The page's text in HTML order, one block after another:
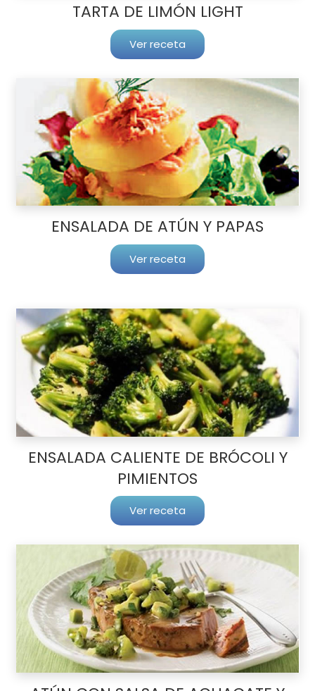
TARTA DE LIMÓN LIGHT
Ver receta
ENSALADA DE ATÚN Y PAPAS
Ver receta
ENSALADA CALIENTE DE BRÓCOLI Y
PIMIENTOS
Ver receta